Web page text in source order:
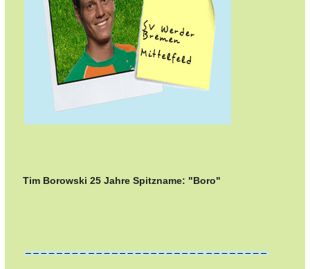
Tim Borowski 25 Jahre Spitzname: "Boro"